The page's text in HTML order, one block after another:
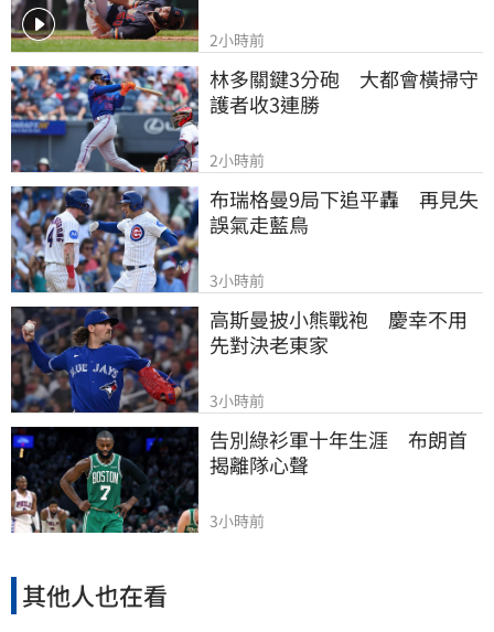
2小時前
林多關鍵3分砲　大都會橫掃守
護者收3連勝
2小時前
布瑞格曼9局下追平轟　再見失
誤氣走藍鳥
3小時前
高斯曼披小熊戰袍　慶幸不用
先對決老東家
3小時前
告別綠衫軍十年生涯　布朗首
揭離隊心聲
3小時前
其他人也在看